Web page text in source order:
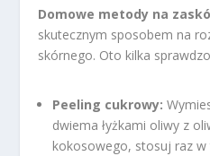
Domowe metody na
skutecznym sposobem na
skórnego. Oto kilka
Peeling cukrowy:
dwiema łyżkami oliwy z
kokosowego, stosuj raz